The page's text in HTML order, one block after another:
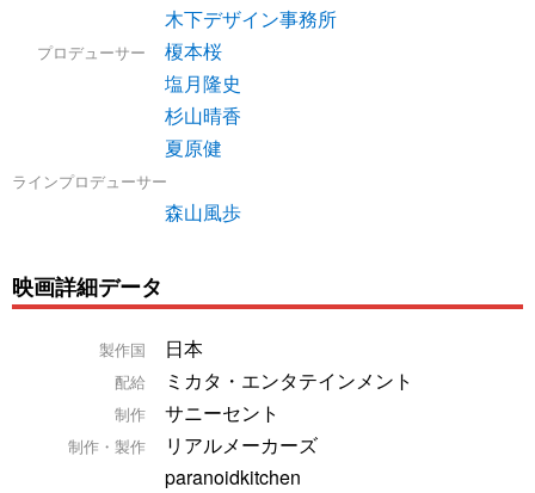
木下デザイン事務所
プロデューサー
榎本桜
塩月隆史
杉山晴香
夏原健
ラインプロデューサー
森山風歩
映画詳細データ
製作国 日本
配給 ミカタ・エンタテインメント
制作 サニーセント
制作・製作
リアルメーカーズ
paranoidkitchen